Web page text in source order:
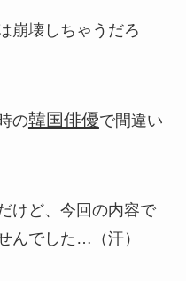
崩壊しちゃうだろ
の韓国俳優で間違い
けど、今回の内容で
んでした…（汗）